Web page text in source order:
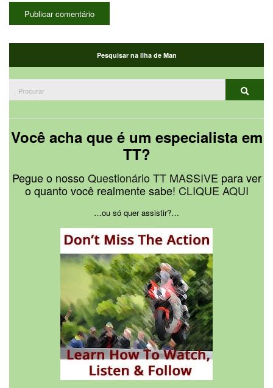
Pesquisar na Ilha de Man
Você acha que é um especialista em
TT?
Pegue o nossoQuestionário TT MASSIVE para ver
o quanto você realmente sabe! CLIQUE AQUI
…ou só quer assistir?…